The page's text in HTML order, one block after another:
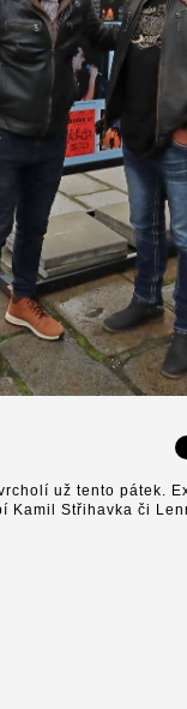
už tento pátek.
Kamil Střihavka či